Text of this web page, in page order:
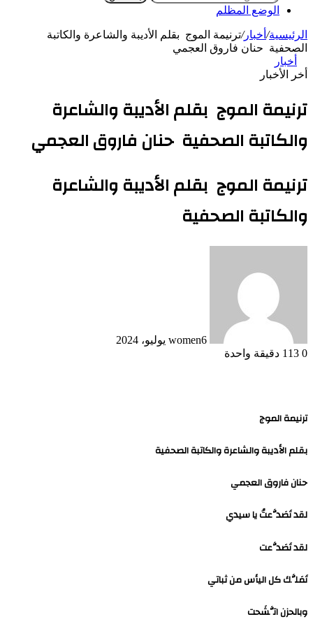
الوضع المظلم
الرئيسية/ أخبار/ترنيمة الموج بقلم الأديبة والشاعرة والكاتبة
الصحفية حنان فاروق العجمي
أخبار
أخر الأخبار
ترنيمة الموج بقلم الأديبة والشاعرة
والكاتبة الصحفية حنان فاروق العجمي
ترنيمة الموج بقلم الأديبة والشاعرة
والكاتبة الصحفية
women6 يوليو، 2024
0
دقيقة واحدة
ترنيمة الموج
بقلم الأديبة والشاعرة والكاتبة الصحفية
حنان فاروق العجمي
لقد تَصَدَّعتُ يا سيدي
لقد تَصَدَّعت
تَمَلَّك كل اليأس من ثباتي
وبالحزن اتَّشَحت